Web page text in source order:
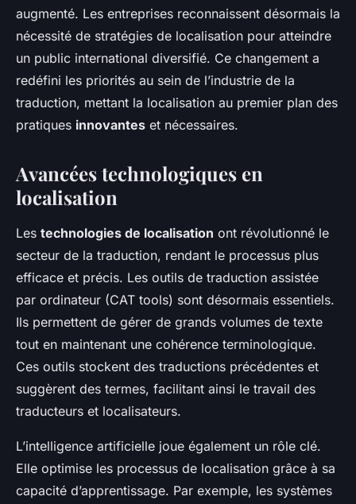
augmenté. Les entreprises reconnaissent désormais la
nécessité de stratégies de localisation pour atteindre
un public international diversifié. Ce changement a
redéfini les priorités au sein de l’industrie de la
traduction, mettant la localisation au premier plan des
pratiques innovantes et nécessaires.
Avancées technologiques en
localisation
Les technologies de localisation ont révolutionné le
secteur de la traduction, rendant le processus plus
efficace et précis. Les outils de traduction assistée
par ordinateur (CAT tools) sont désormais essentiels.
Ils permettent de gérer de grands volumes de texte
tout en maintenant une cohérence terminologique.
Ces outils stockent des traductions précédentes et
suggèrent des termes, facilitant ainsi le travail des
traducteurs et localisateurs.
L’intelligence artificielle joue également un rôle clé.
Elle optimise les processus de localisation grâce à sa
capacité d’apprentissage. Par exemple, les systèmes